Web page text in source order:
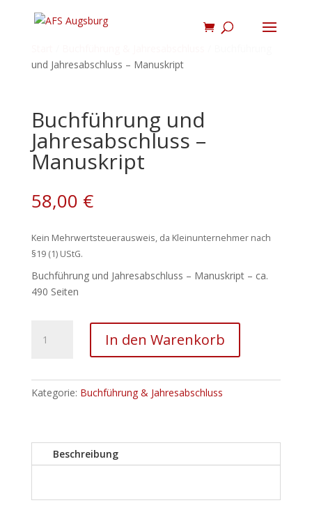
und Jahresabschluss – Manuskript
Buchführung und
Jahresabschluss –
Manuskript
58,00 €
Kein Mehrwertsteuerausweis, da Kleinunternehmer nach
§19 (1) UStG.
Buchführung und Jahresabschluss – Manuskript – ca.
490 Seiten
und
Jahresabschluss
Manuskript
In den Warenkorb
Kategorie: Buchführung & Jahresabschluss
Beschreibung